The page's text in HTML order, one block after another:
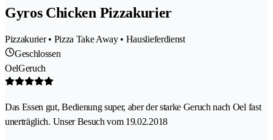
Gyros Chicken Pizzakurier
Pizzakurier • Pizza Take Away • Hauslieferdienst
Geschlossen
OelGeruch
Das Essen gut, Bedienung super, aber der starke Geruch nach Oel fast
unerträglich. Unser Besuch vom 19.02.2018